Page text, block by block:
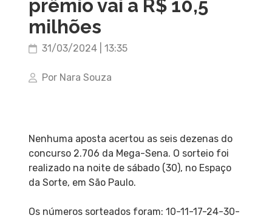
prêmio vai a R$ 10,5
milhões
31/03/2024 | 13:35
Por Nara Souza
Nenhuma aposta acertou as seis dezenas do
concurso 2.706 da Mega-Sena. O sorteio foi
realizado na noite de sábado (30), no Espaço
da Sorte, em São Paulo.
Os números sorteados foram: 10-11-17-24-30-